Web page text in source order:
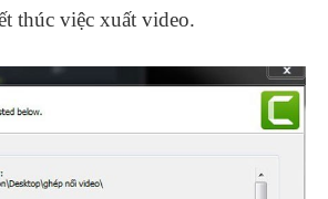
thúc việc xuất video.